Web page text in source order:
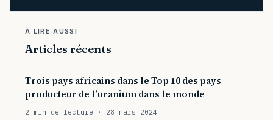
À LIRE AUSSI
Articles récents
Trois pays africains dans le Top 10 des pays
producteur de l’uranium dans le monde
2 min de lecture · 28 mars 2024